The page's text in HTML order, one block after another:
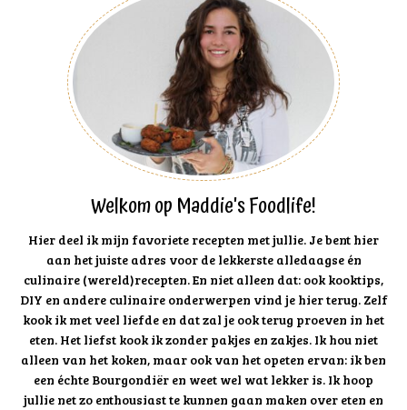
Welkom op Maddie's Foodlife!
Hier deel ik mijn favoriete recepten met jullie. Je bent hier
aan het juiste adres voor de lekkerste alledaagse én
culinaire (wereld)recepten. En niet alleen dat: ook kooktips,
DIY en andere culinaire onderwerpen vind je hier terug. Zelf
kook ik met veel liefde en dat zal je ook terug proeven in het
eten. Het liefst kook ik zonder pakjes en zakjes. Ik hou niet
alleen van het koken, maar ook van het opeten ervan: ik ben
een échte Bourgondiër en weet wel wat lekker is. Ik hoop
jullie net zo enthousiast te kunnen gaan maken over eten en